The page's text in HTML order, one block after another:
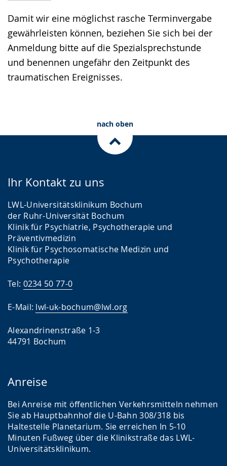
Damit wir eine möglichst rasche Terminvergabe
gewährleisten können, beziehen Sie sich bei der
Anmeldung bitte auf die Spezialsprechstunde
und benennen ungefähr den Zeitpunkt des
traumatischen Ereignisses.
nach oben
Ihr Kontakt zu uns
LWL-Universitätsklinikum Bochum
der Ruhr-Universität Bochum
Klinik für Psychiatrie, Psychotherapie und
Präventivmedizin
Klinik für Psychosomatische Medizin und
Psychotherapie
Tel: 0234 50 77-0
E-Mail: lwl-uk-bochum@lwl.org
Alexandrinenstraße 1-3
44791 Bochum
Anreise
Bei Anreise mit öffentlichen Verkehrsmitteln nehmen
Sie ab Hauptbahnhof die U-Bahn 308/318 bis
Haltestelle Planetarium. Sie erreichen In 5-10
Minuten Fußweg über die Klinikstraße das LWL-
Universitätsklinikum.